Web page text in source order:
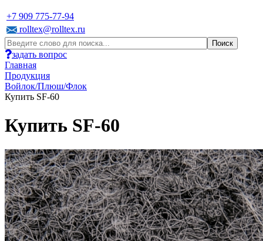
+7 909 775-77-94
rolltex@rolltex.ru
задать вопрос
Главная
Продукция
Войлок/Плюш/Флок
Купить SF-60
Купить SF-60